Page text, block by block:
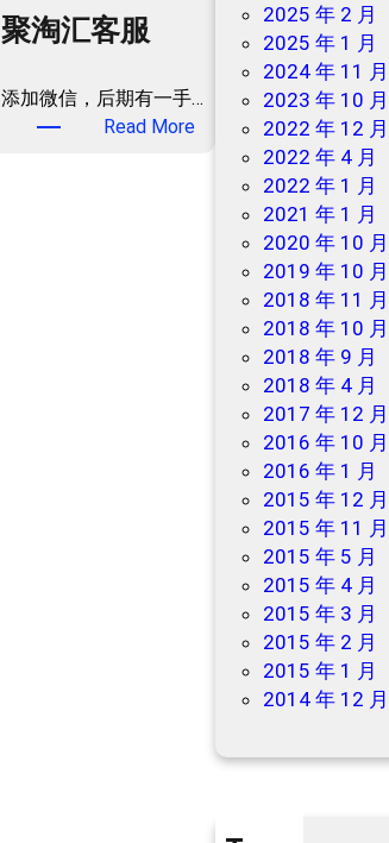
聚淘汇客服
添加微信，后期有一手…
Read More：
2025 年 2 月
2025 年 1 月
2024 年 11 月
2023 年 10 月
2022 年 12 月
2022 年 4 月
2022 年 1 月
2021 年 1 月
2020 年 10 月
2019 年 10 月
2018 年 11 月
2018 年 10 月
2018 年 9 月
2018 年 4 月
2017 年 12 月
2016 年 10 月
2016 年 1 月
2015 年 12 月
2015 年 11 月
2015 年 5 月
2015 年 4 月
2015 年 3 月
2015 年 2 月
2015 年 1 月
2014 年 12 月